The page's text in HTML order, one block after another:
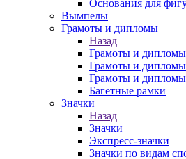
Основания для
Вымпелы
Грамоты и дипломы
Назад
Грамоты и дипломы
Грамоты и дипломы
Грамоты и дипломы
Багетные рамки
Значки
Назад
Значки
Экспресс-значки
Значки по видам